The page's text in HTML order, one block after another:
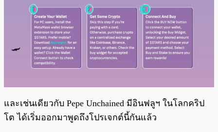
และเช่นเดียวกับ Pepe Unchained มีอินฟลูฯ ในโลกคริป
โต ได้เริ่มออกมาพูดถึงโปรเจกต์นี้กันแล้ว